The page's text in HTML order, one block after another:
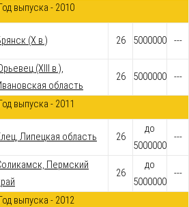
выпуска - 2010
(X в.) 26 5000000 ---
(XIII в.),
область
26 5000000 ---
выпуска - 2011
Липецкая область 26
до
5000000
---
Пермский
26
до
5000000
---
выпуска - 2012